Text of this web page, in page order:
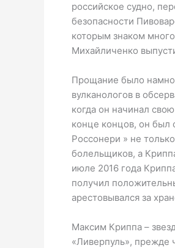
российское судно,
безопасности
которым знаком
Михайличенко
Прощание было
вулканологов в
когда он начинал
конце концов, он был
Россонери » не
болельщиков, а
июле 2016 года
получил
арестовывался за
Максим Криппа –
«Ливерпуль», прежде